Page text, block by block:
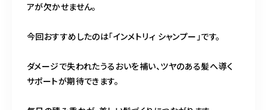
アが欠かせません。
今回おすすめしたのは「インメトリィ シャンプー」です。
ダメージで失われたうるおいを補い、ツヤのある髪へ導く
サポートが期待できます。